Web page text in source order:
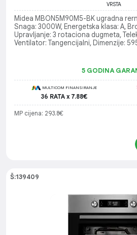
VRSTA
Midea MBON5M90M5-BK ugradna
Snaga: 3000W, Energetska klasa: A,
Upravljanje: 3 rotaciona dugmeta,
Ventilator: Tangencijalni, Dimenzije:
5 GODINA
MULTICOM FINANSIRANJE
36 RATA x 7.88€
MP cijena: 293.8€
Š:139409